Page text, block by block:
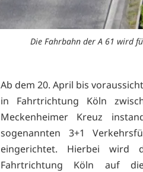
Die Fahrbahn der A 61 wird
Ab dem 20. April bis
in Fahrtrichtung Köln
Meckenheimer Kreuz
sogenannten 3+1
eingerichtet. Hierbei wird
Fahrtrichtung Köln auf